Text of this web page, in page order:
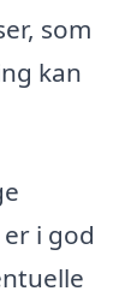
som
kan
i god